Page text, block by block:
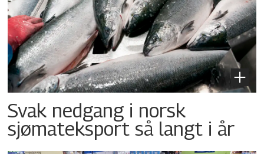
Svak nedgang i norsk
sjømateksport så langt i år